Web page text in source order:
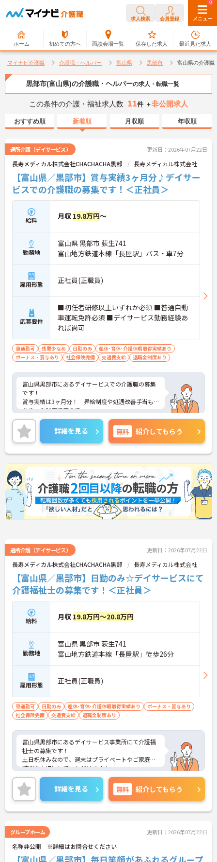
求人検索 会員登録 メニュー
ホーム 初めての方へ 面談会場一覧
0
保存した求人
0
最近見た求人
マイナビ介護職 介護職・ヘルパー 富山県 黒部市 富山県の介護職
黒部市(富山県)の介護職・ヘルパーの求人・転職一覧
この条件の介護・福祉求人数 11件 ＋非公開求人
おすすめ順 新着順 月収順 年収順
通所介護（デイサービス） 更新日：2026年07月22日
長寿メディカル株式会社CHACHACHA黒部 長寿メディカル株式会社
【富山県／黒部市】賞与実績3ヶ月分♪デイサー
ビスでの介護職の募集です！＜正社員＞
給料 月収 19.8万円～
勤務地
富山県 黒部市 荻生741
富山地方鉄道本線「長屋駅」バス・車7分
雇用形態 正社員(正職員)
応募要件
■初任者研修以上いずれか必須 ■普通自動
車運転免許必須 ■デイサービス勤務経験あ
れば尚可
車通勤可 残業少なめ 日勤のみ
産休･育休･介護休暇取得実績あり
ボーナス・賞与あり
社会保険完備 交通費支給 退職金制度あり
富山県黒部市にあるデイサービスでの介護職の募集
です！
賞与実績は3ヶ月分！ 昇給制度や処遇改善手当も
あり、金銭面で安心です。
残業は月5時間程度と少なく、土日休みの完全週休2
日制と、働きやすい環境です◎
ご興味のある方には、面接対策ポイントなど、さら
に詳細をお話しいたしますのでお気軽にご相談くだ
さい！
詳細を見る 無料 紹介してもらう
通所介護（デイサービス） 更新日：2026年07月22日
長寿メディカル株式会社CHACHACHA黒部 長寿メディカル株式会社
【富山県／黒部市】日勤のみ☆デイサービスにて
介護福祉士の募集です！＜正社員＞
給料 月収 19.8万円～20.8万円
勤務地
富山県 黒部市 荻生741
富山地方鉄道本線「長屋駅」徒歩26分
雇用形態 正社員(正職員)
車通勤可 日勤のみ 産休･育休･介護休暇取得実績あり
ボーナス・賞与あり
社会保険完備
交通費支給 退職金制度あり
富山県黒部市にあるデイサービス事業所にて介護福
祉士の募集です！
土日祝休みなので、週末はプライベートやご家庭の
時間を大切にしていただけます♪
詳細を見る 無料 紹介してもらう
グループホーム 更新日：2026年07月22日
名称非公開 ※詳細はお問合せください